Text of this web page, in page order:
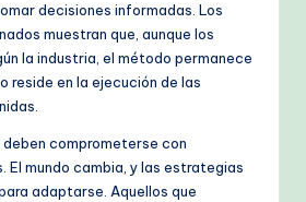
decisiones informadas. Los
muestran que, aunque los
la industria, el método permanece
reside en la ejecución de las
comprometerse con
El mundo cambia, y las estrategias
adaptarse. Aquellos que